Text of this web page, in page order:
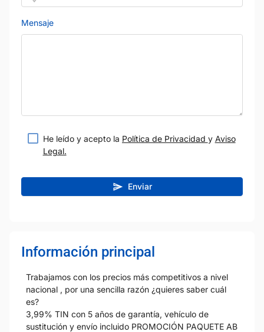
Mensaje
He leído y acepto la Política de Privacidad y Aviso
Legal.
Enviar
Información principal
Trabajamos con los precios más competitivos a nivel
nacional , por una sencilla razón ¿quieres saber cuál
es?
3,99% TIN con 5 años de garantía, vehículo de
sustitución y envío incluido PROMOCIÓN PAQUETE AB